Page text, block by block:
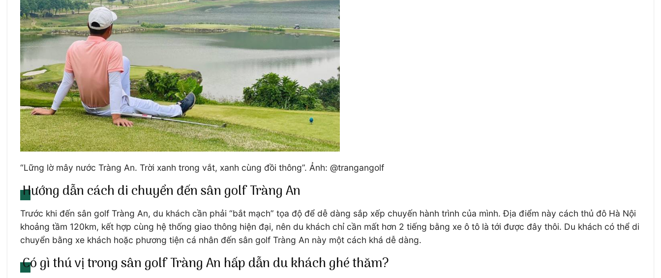
“Lững lờ mây nước Tràng An. Trời xanh trong vắt, xanh cùng đồi thông”. Ảnh: @trangangolf
Hướng dẫn cách di chuyển đến sân golf Tràng An
Trước khi đến sân golf Tràng An, du khách cần phải “bắt mạch” tọa độ để dễ dàng sắp xếp chuyến hành trình của mình. Địa điểm này cách thủ đô Hà Nội
khoảng tầm 120km, kết hợp cùng hệ thống giao thông hiện đại, nên du khách chỉ cần mất hơn 2 tiếng bằng xe ô tô là tới được đây thôi. Du khách có thể di
chuyển bằng xe khách hoặc phương tiện cá nhân đến sân golf Tràng An này một cách khá dễ dàng.
Có gì thú vị trong sân golf Tràng An hấp dẫn du khách ghé thăm?